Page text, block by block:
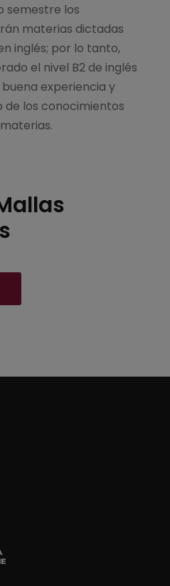
semestre los
materias dictadas
inglés; por lo tanto,
el nivel B2 de inglés
experiencia y
los conocimientos